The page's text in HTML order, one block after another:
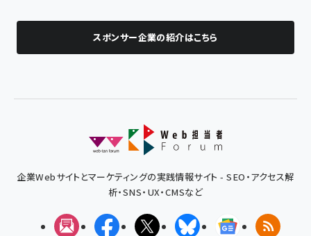
スポンサー企業の紹介はこちら
企業Webサイトとマーケティングの実践情報サイト - SEO・アクセス解
析・SNS・UX・CMSなど
メルマガFacebookX(エックス)BlueskyGoogleニュ
RSS